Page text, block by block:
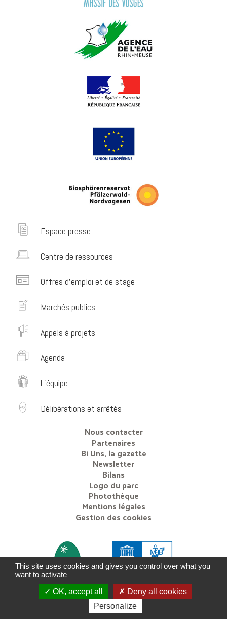
Espace presse
Centre de ressources
Offres d’emploi et de stage
Marchés publics
Appels à projets
Agenda
L’équipe
Délibérations et arrêtés
Nous contacter
Partenaires
Bi Uns, la gazette
Newsletter
Bilans
Logo du parc
Photothèque
Mentions légales
Gestion des cookies
This site uses cookies and gives you control over what you
want to activate
OK, accept all
Deny all cookies
Personalize